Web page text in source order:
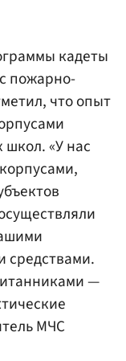
кадеты
пожарно-
что опыт
«У нас
средствами.
—
МЧС